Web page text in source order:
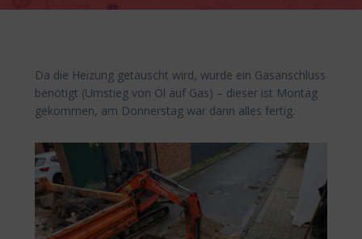
Da die Heizung getauscht wird, wurde ein Gasanschluss
benötigt (Umstieg von Öl auf Gas) – dieser ist Montag
gekommen, am Donnerstag war dann alles fertig.